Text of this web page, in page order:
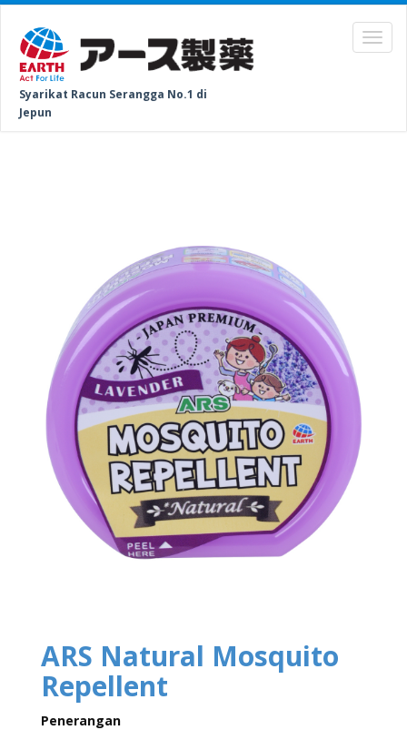
Syarikat Racun Serangga No.1 di
Jepun
ARS Natural Mosquito
Repellent
Penerangan